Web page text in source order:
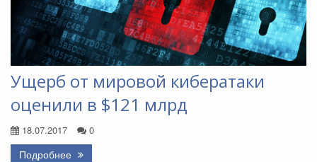
Ущерб от мировой кибератаки
оценили в $121 млрд
18.07.2017 0
Подробнее